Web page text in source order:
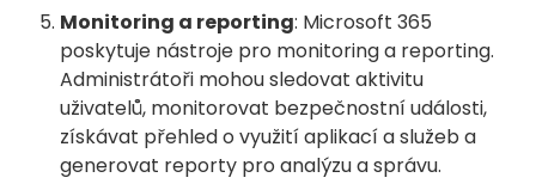
Monitoring a reporting: Microsoft 365
poskytuje nástroje pro monitoring a reporting.
Administrátoři mohou sledovat aktivitu
uživatelů, monitorovat bezpečnostní události,
získávat přehled o využití aplikací a služeb a
generovat reporty pro analýzu a správu.